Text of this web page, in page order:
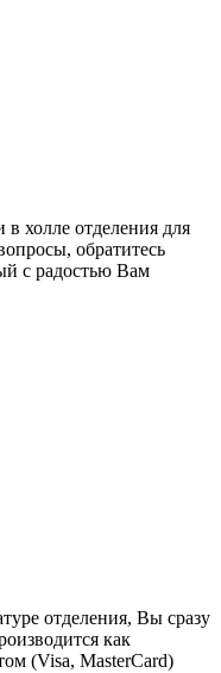
холле отделения для
обратитесь
с радостью Вам
отделения, Вы сразу
как
(Visa, MasterCard)